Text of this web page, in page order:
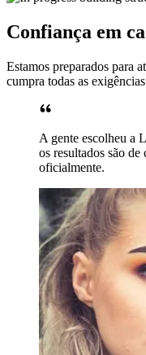
Confiança em
Estamos preparados para
cumpra todas as
A gente escolheu a
os resultados são
oficialmente.